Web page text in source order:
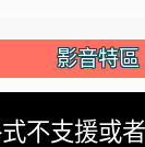
影音特區
不支援或